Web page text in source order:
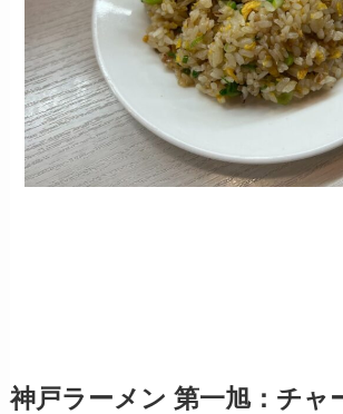
神戸ラーメン 第一旭：チャ